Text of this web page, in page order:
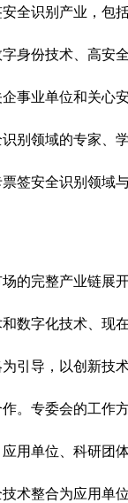
全识别产业，包
身份技术、高安
事业单位和关心
别领域的专家、
签安全识别领域
的完整产业链展
数字化技术、现
引导，以创新技
。专委会的工作
用单位、科研团
术整合为应用单位